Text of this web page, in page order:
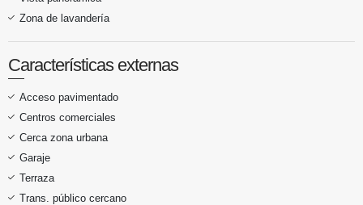
Zona de lavandería
Características externas
Acceso pavimentado
Centros comerciales
Cerca zona urbana
Garaje
Terraza
Trans. público cercano